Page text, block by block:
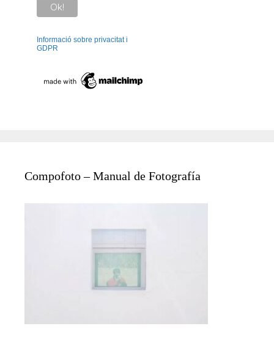
Informació sobre privacitat i
GDPR
Compofoto – Manual de Fotografía